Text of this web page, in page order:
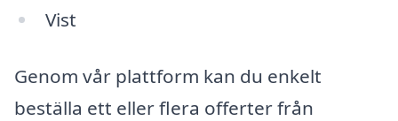
Vist
Genom vår plattform kan du enkelt
beställa ett eller flera offerter från